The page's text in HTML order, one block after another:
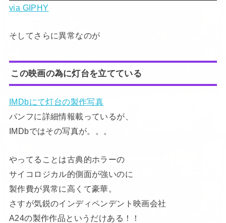
via GIPHY
そしてさらに異常なのが
この映画の為に灯台を立てている
IMDbにて灯台の製作写真
パンフに詳細情報載っているが、
IMDbではその写真が。。。
やってることは古典的ホラーの
サイコロジカル的側面が強いのに
製作費が異常に高くて豪華。
さすが気鋭のインディペンデント映画会社
A24の製作作品というだけある！！